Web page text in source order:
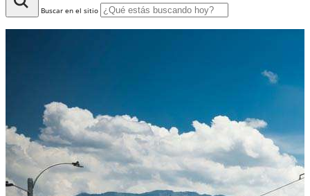
Buscar en el sitio